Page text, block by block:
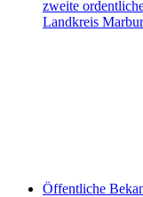
zweite
Landkreis
Öffentliche